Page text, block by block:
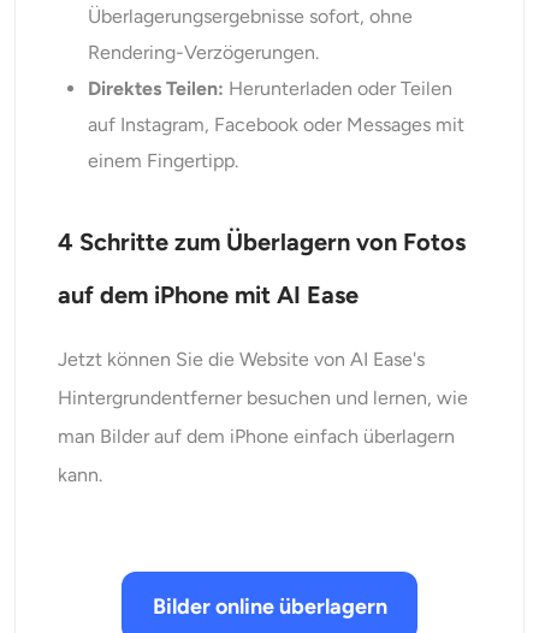
Überlagerungsergebnisse sofort, ohne
Rendering-Verzögerungen.
Direktes Teilen: Herunterladen oder Teilen
auf Instagram, Facebook oder Messages mit
einem Fingertipp.
4 Schritte zum Überlagern von Fotos
auf dem iPhone mit AI Ease
Jetzt können Sie die Website von AI Ease's
Hintergrundentferner besuchen und lernen, wie
man Bilder auf dem iPhone einfach überlagern
kann.
Bilder online überlagern